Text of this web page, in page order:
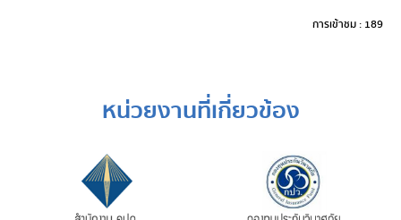
การเข้าชม : 189
หน่วยงานที่เกี่ยวข้อง